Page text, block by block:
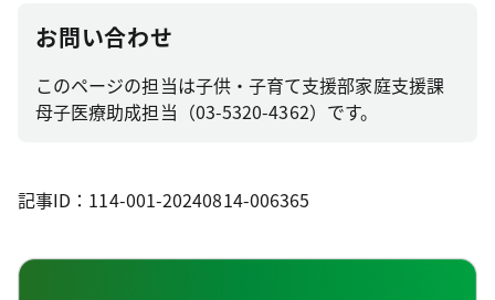
お問い合わせ
このページの担当は子供・子育て支援部家庭支援課
母子医療助成担当（03-5320-4362）です。
記事ID：114-001-20240814-006365